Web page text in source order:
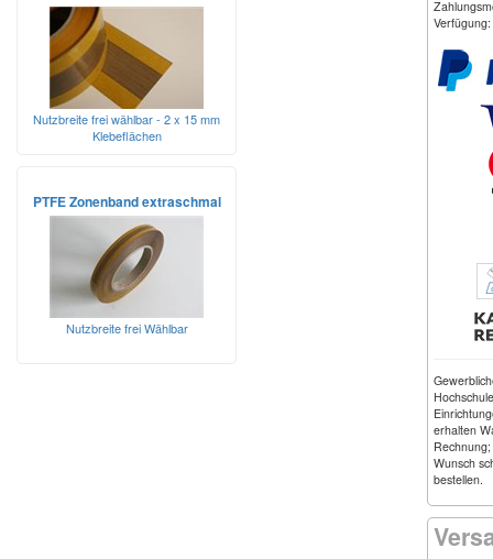
Nutzbreite frei wählbar - 2 x 15 mm
Klebeflächen
PTFE Zonenband extraschmal
Nutzbreite frei Wählbar
Verfügung:
erhalten
Wunsch
bestellen.